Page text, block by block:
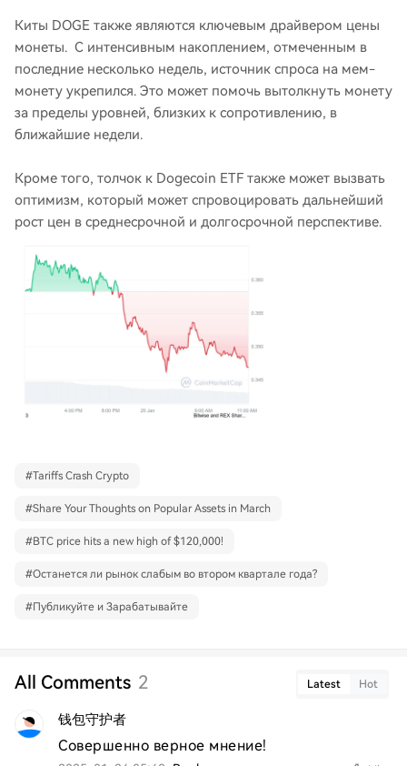
Киты DOGE также являются ключевым драйвером цены
монеты. С интенсивным накоплением, отмеченным в
последние несколько недель, источник спроса на мем-
монету укрепился. Это может помочь вытолкнуть монету
за пределы уровней, близких к сопротивлению, в
ближайшие недели.
Кроме того, толчок к Dogecoin ETF также может вызвать
оптимизм, который может спровоцировать дальнейший
рост цен в среднесрочной и долгосрочной перспективе.
#Tariffs Crash Crypto
#Share Your Thoughts on Popular Assets in March
#BTC price hits a new high of $120,000!
#Останется ли рынок слабым во втором квартале года?
#Публикуйте и Зарабатывайте
All Comments 2 Latest Hot
钱包守护者
Совершенно верное мнение!